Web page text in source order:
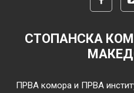
СТОПАНСКА
ПРВА комора и ПРВА